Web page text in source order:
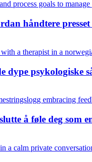
håndtere
dype psykologiske
å føle deg som